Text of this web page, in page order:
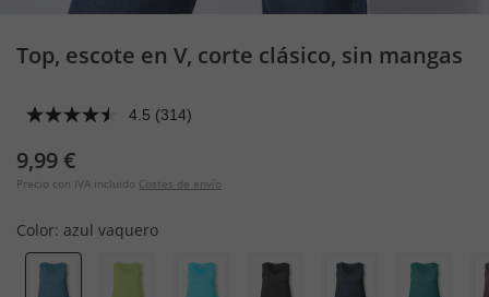
Top, escote en V, corte clásico, sin mangas
4.5 (314)
9,99 €
Precio con IVA incluido Costes de envío
Color: azul vaquero